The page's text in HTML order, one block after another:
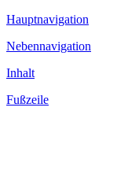
Hauptnavigation
Nebennavigation
Inhalt
Fußzeile